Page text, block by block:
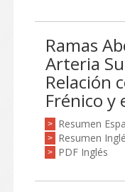
Ramas
Arteria
Relación
Frénico y
> Resumen
> Resumen
> PDF Inglés